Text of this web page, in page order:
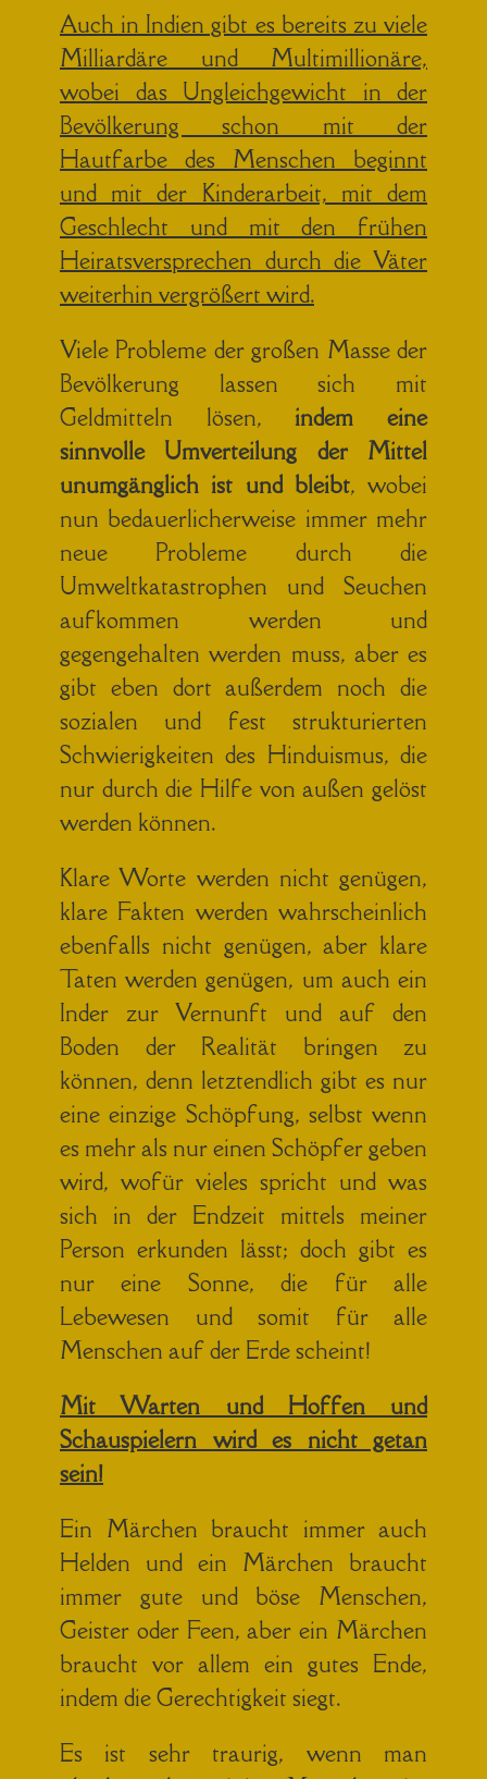
Auch in Indien gibt es bereits zu viele
Milliardäre und Multimillionäre,
wobei das Ungleichgewicht in der
Bevölkerung schon mit der
Hautfarbe des Menschen beginnt
und mit der Kinderarbeit, mit dem
Geschlecht und mit den frühen
Heiratsversprechen durch die Väter
weiterhin vergrößert wird.
Viele Probleme der großen Masse der
Bevölkerung lassen sich mit
Geldmitteln lösen, indem eine
sinnvolle Umverteilung der Mittel
unumgänglich ist und bleibt, wobei
nun bedauerlicherweise immer mehr
neue Probleme durch die
Umweltkatastrophen und Seuchen
aufkommen werden und
gegengehalten werden muss, aber es
gibt eben dort außerdem noch die
sozialen und fest strukturierten
Schwierigkeiten des Hinduismus, die
nur durch die Hilfe von außen gelöst
werden können.
Klare Worte werden nicht genügen,
klare Fakten werden wahrscheinlich
ebenfalls nicht genügen, aber klare
Taten werden genügen, um auch ein
Inder zur Vernunft und auf den
Boden der Realität bringen zu
können, denn letztendlich gibt es nur
eine einzige Schöpfung, selbst wenn
es mehr als nur einen Schöpfer geben
wird, wofür vieles spricht und was
sich in der Endzeit mittels meiner
Person erkunden lässt; doch gibt es
nur eine Sonne, die für alle
Lebewesen und somit für alle
Menschen auf der Erde scheint!
Mit Warten und Hoffen und
Schauspielern wird es nicht getan
sein!
Ein Märchen braucht immer auch
Helden und ein Märchen braucht
immer gute und böse Menschen,
Geister oder Feen, aber ein Märchen
braucht vor allem ein gutes Ende,
indem die Gerechtigkeit siegt.
Es ist sehr traurig, wenn man